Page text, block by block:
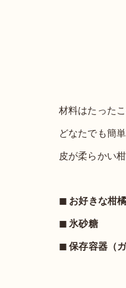
材料はたった
どなたでも簡
皮が柔らかい
◼︎ お好きな柑橘
◼︎ 氷砂糖
◼︎ 保存容器（